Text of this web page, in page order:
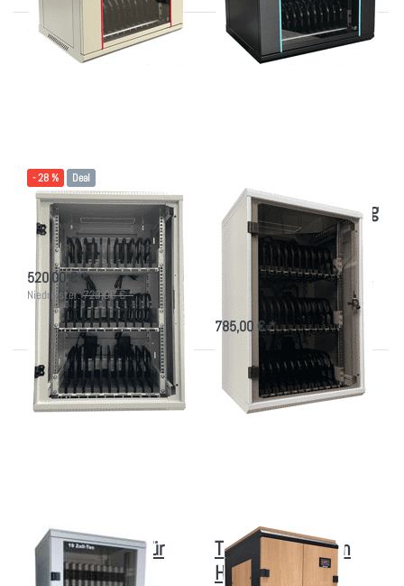
- 28 % Deal
Tablet Wandschrank
Komplettausstattung Ladeschrank
für 36 Geräte
520,00 € *
Niedrigster:720,00 € *
Drücken Sie
ENTER für
Komplettausstattung
Ladeschrank für 36
Geräte
Stahlschrank zur Wandbefestigung
- kompakte Einheit
785,00 € *
Drücken Sie ENTER
für mehr Optionen zu
Komplettausstattung
Tablet Schrank für
40 Tablets
Drücken
Sie
ENTER
Tablet Schrank im
Holzdekor
Drücken
ENTER
für mehr